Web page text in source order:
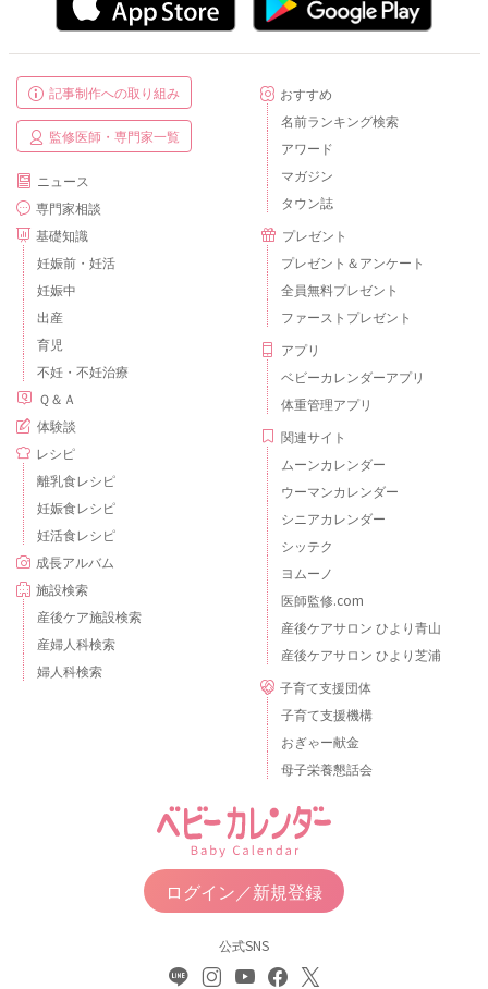
記事制作への取り組み
監修医師・専門家一覧
ニュース
専門家相談
基礎知識
妊娠前・妊活
妊娠中
出産
育児
不妊・不妊治療
Ｑ＆Ａ
体験談
レシピ
離乳食レシピ
妊娠食レシピ
妊活食レシピ
成長アルバム
施設検索
産後ケア施設検索
産婦人科検索
婦人科検索
おすすめ
名前ランキング検索
アワード
マガジン
タウン誌
プレゼント
プレゼント＆アンケート
全員無料プレゼント
ファーストプレゼント
アプリ
ベビーカレンダーアプリ
体重管理アプリ
関連サイト
ムーンカレンダー
ウーマンカレンダー
シニアカレンダー
シッテク
ヨムーノ
医師監修.com
産後ケアサロン ひより青山
産後ケアサロン ひより芝浦
子育て支援団体
子育て支援機構
おぎゃー献金
母子栄養懇話会
ログイン／新規登録
公式SNS